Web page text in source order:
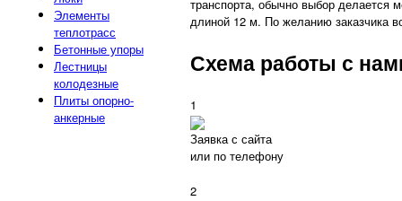
Элементы
теплотрасс
Бетонные упоры
Лестницы
колодезные
Плиты опорно-
анкерные
транспорта, обычно выбор делается
длиной 12 м. По желанию заказчика
Схема работы с
1
Заявка с сайта
или по телефону
2